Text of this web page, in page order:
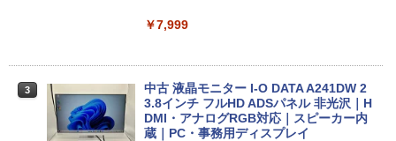
8月5日限定10倍＆抽選10000P！｜お得3
点セット富士通 LIFEBOOKシリーズ ノ
ートパソコンアウトレット 第八世代Core
中古パソコン | NEC | MRM28L-4 | Wind
ows11 | デスクトップ | 一年保証 | 第8世
代 | Core i5 8400 2.8(〜最大4.0)GHz | M
￥7,999
3
中古 液晶モニター I-O DATA A241DW 2
3.8インチ フルHD ADSパネル 非光沢｜H
DMI・アナログRGB対応｜スピーカー内
蔵｜PC・事務用ディスプレイ